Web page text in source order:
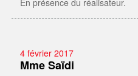
En présence du réalisateur.
4 février 2017
Mme Saïdi